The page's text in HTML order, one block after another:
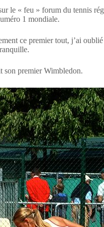
le « feu » forum du tennis
1 mondiale.
ce premier tout, j’ai
son premier Wimbledon.